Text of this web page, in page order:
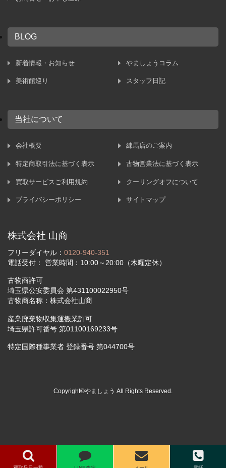
BLOG
新着情報・お知らせ やましょうコラム
美術館巡り スタッフ日記
当社について
会社概要 練馬店のご案内
特定商取引法に基づく表示 古物営業法に基づく表示
買取サービスご利用規約 クーリングオフについて
プライバシーポリシー サイトマップ
株式会社 山商
フリーダイヤル： 0120-940-351
電話受付： 営業時間：10:00～20:00（木曜定休）
古物商許可
埼玉県公安委員会 第431100022950号
古物商名称：株式会社山商
産業廃棄物収集運搬業許可
埼玉県許可番号 第01100169233号
特定国際種事業者 登録番号 第044700号
Copyright©やましょう All Rights Reserved.